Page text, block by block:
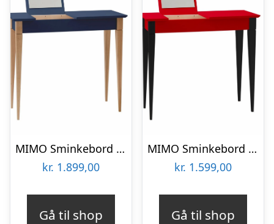
MIMO Sminkebord med spejl – 105x35cm Marineblå
kr. 1.899,00
Gå til shop
MIMO Sminkebord med spejl – 65×35 cm sorte ben / røde
kr. 1.599,00
Gå til shop